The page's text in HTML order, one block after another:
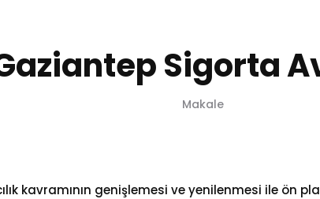
Sigorta
Makale
kavramının genişlemesi ve yenilenmesi ile ön